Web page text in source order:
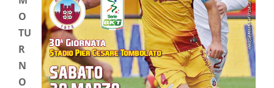
O
TU
R
N
O